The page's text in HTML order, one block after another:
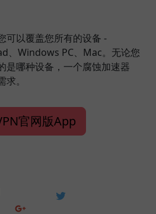
可以覆盖您所有的设备 -
、Windows PC、Mac。无论您
是哪种设备，一个腐蚀加速器
。
官网版App